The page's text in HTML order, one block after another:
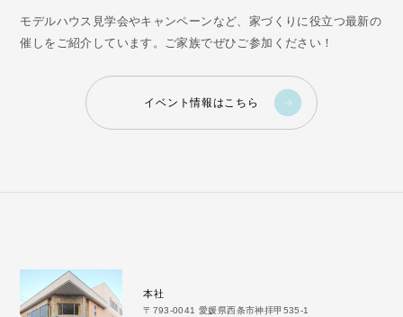
モデルハウス見学会やキャンペーンなど、家づくりに役立つ最新の
催しをご紹介しています。ご家族でぜひご参加ください！
イベント情報はこちら
本社
〒793-0041 愛媛県西条市神拝甲535-1